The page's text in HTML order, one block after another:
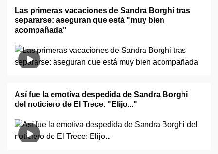
Las primeras vacaciones de Sandra Borghi tras
separarse: aseguran que está "muy bien
acompañada"
Así fue la emotiva despedida de Sandra Borghi
del noticiero de El Trece: "Elijo..."